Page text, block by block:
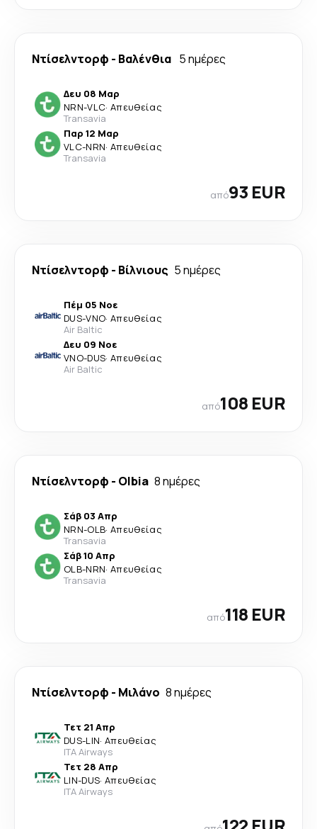
Ντίσελντορφ - Βαλένθια 5 ημέρες
Δευ 08 Μαρ
NRN-VLC· Απευθείας
Transavia
Παρ 12 Μαρ
VLC-NRN· Απευθείας
Transavia
από93 EUR
Ντίσελντορφ - Βίλνιους 5 ημέρες
Πέμ 05 Νοε
DUS-VNO· Απευθείας
Air Baltic
Δευ 09 Νοε
VNO-DUS· Απευθείας
Air Baltic
από108 EUR
Ντίσελντορφ - Olbia 8 ημέρες
Σάβ 03 Απρ
NRN-OLB· Απευθείας
Transavia
Σάβ 10 Απρ
OLB-NRN· Απευθείας
Transavia
από118 EUR
Ντίσελντορφ - Μιλάνο 8 ημέρες
Τετ 21 Απρ
DUS-LIN· Απευθείας
ITA Airways
Τετ 28 Απρ
LIN-DUS· Απευθείας
ITA Airways